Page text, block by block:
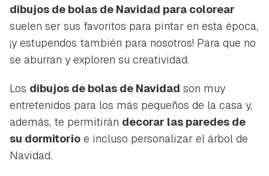
dibujos de bolas de Navidad para colorear
suelen ser sus favoritos para pintar en esta época,
¡y estupendos también para nosotros! Para que no
se aburran y exploren su creatividad.
Los dibujos de bolas de Navidad son muy
entretenidos para los más pequeños de la casa y,
además, te permitirán decorar las paredes de
su dormitorio e incluso personalizar el árbol de
Navidad.